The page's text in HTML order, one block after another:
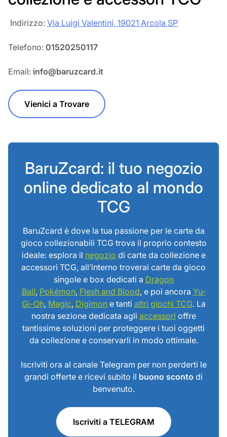
‎‎ Indirizzo: Via Luigi Valentini, 19021 Arcola SP
Telefono: 01520250117
Email: info@baruzcard.it
Vienici a Trovare
BaruZcard: il tuo negozio
online dedicato al mondo
TCG
BaruZcard è dove la tua passione per le carte da
gioco collezionabili TCG trova il proprio contesto
ideale: esplora il negozio di carte da collezione e
accessori TCG, all’interno troverai carte da gioco
singole e box dedicati a Dragon
Ball, Pokémon, Flesh and Blood, e poi ancora Yu-
Gi-Oh, Magic, Digimone tanti altri giochi TCG. La
nostra sezione dedicata agli accessori offre
tantissime soluzioni per proteggere i tuoi oggetti
da collezione e conservarli in modo ottimale.
Iscriviti ora al canale Telegram per non perderti le
grandi offerte e ricevi subito il buono sconto di
benvenuto.
Iscriviti a TELEGRAM